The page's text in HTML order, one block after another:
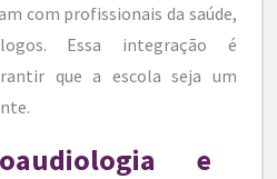
com profissionais da saúde,
Essa integração é
que a escola seja um
e